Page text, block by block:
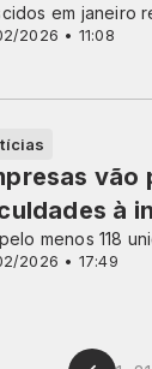
2026 • 11:08
em janeiro
2026 • 17:49
à
menos 118